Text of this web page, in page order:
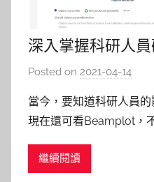
深入掌握科研人
Beamplot
Posted on 2021-04-14
c
a
當今，要知道科研人員
現在還可看Beamplot，
看。 簡介 3/31/2021 由
繼續閱讀